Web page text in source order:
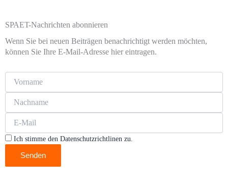
SPAET-Nachrichten abonnieren
Wenn Sie bei neuen Beiträgen benachrichtigt werden möchten,
können Sie Ihre E-Mail-Adresse hier eintragen.
Ich stimme den Datenschutzrichtlinen zu.
Senden